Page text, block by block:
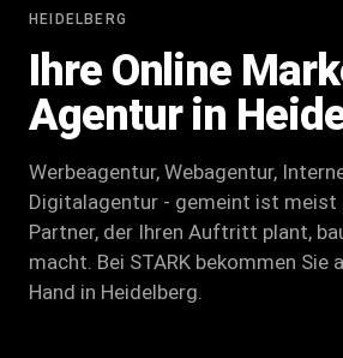
HEIDELBERG
Ihre Online
Agentur in
Werbeagentur, Webagentur,
Digitalagentur - gemeint ist meist
Partner, der Ihren Auftritt plant,
macht. Bei STARK bekommen Sie
Hand in Heidelberg.